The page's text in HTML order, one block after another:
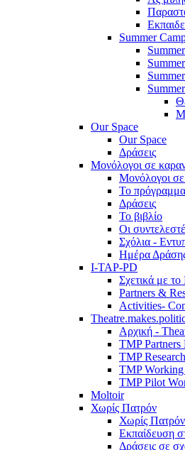
Summer
Our Space
Our Space
Δράσεις
Μονόλογοι σε
Μονόλογοι σε
Το πρόγραμμα
Δράσεις
Το βιβλίο
Οι
Σχόλια -
Ημέρα
I-TAP-PD
Σχετικά με
Partners &
Activities-
Αρχική -
TMP Partners
TMP
TMP
TMP Pilot
Moltoir
Χωρίς Πατρόν
Χωρίς
Εκπαίδευση
Δράσεις σε